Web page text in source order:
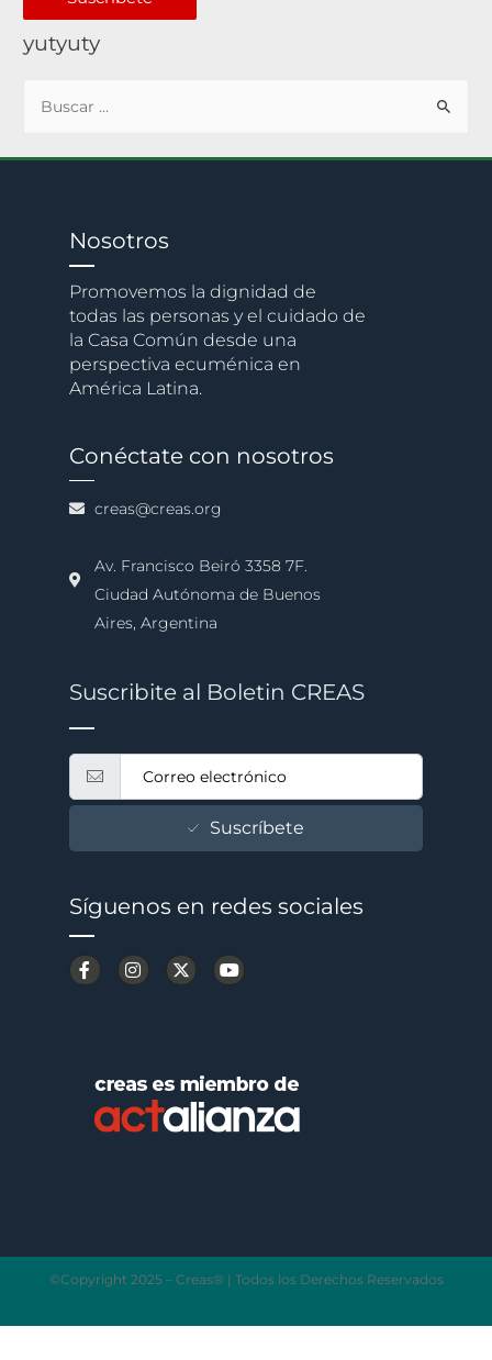
yutyuty
Nosotros
Promovemos la dignidad de
todas las personas y el cuidado de
la Casa Común desde una
perspectiva ecuménica en
América Latina.
Conéctate con nosotros
creas@creas.org
Av. Francisco Beiró 3358 7F.
Ciudad Autónoma de Buenos
Aires, Argentina
Suscribite al Boletin CREAS
Suscríbete
Síguenos en redes sociales
©Copyright 2025 – Creas® | Todos los Derechos Reservados